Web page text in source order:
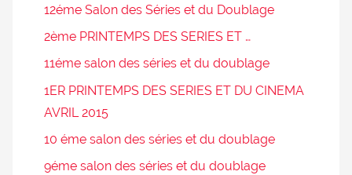
12éme Salon des Séries et du Doublage
2ème PRINTEMPS DES SERIES ET …
11éme salon des séries et du doublage
1ER PRINTEMPS DES SERIES ET DU CINEMA
AVRIL 2015
10 éme salon des séries et du doublage
9éme salon des séries et du doublage